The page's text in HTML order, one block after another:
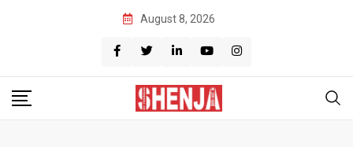
August 8, 2026